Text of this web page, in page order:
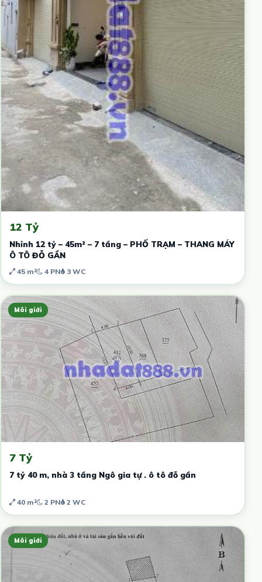
12 Tỷ
Nhỉnh 12 tỷ – 45m² – 7 tầng – PHỐ TRẠM – THANG MÁY
Ô TÔ ĐỖ GẦN
45 m² 4 PN 3 WC
Môi giới
7 Tỷ
7 tỷ 40 m, nhà 3 tầng Ngô gia tự . ô tô đỗ gần
40 m² 2 PN 2 WC
Môi giới